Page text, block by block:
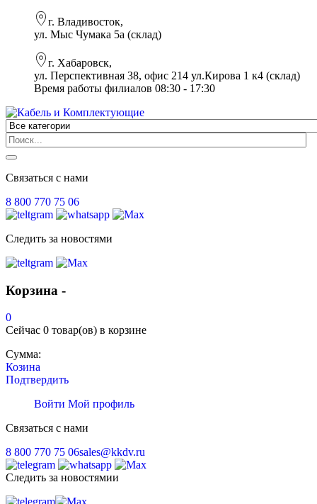
г. Владивосток,
ул. Мыс Чумака 5а (склад)
г. Хабаровск,
ул. Перспективная 38, офис 214 ул.Кирова 1 к4 (склад)
Время работы филиалов 08:30 - 17:30
Связаться с нами
8 800 770 75 06
Следить за новостями
Корзина -
0
Сейчас 0 товар(ов) в корзине
Сумма:
Козина
Подтвердить
Войти Мой профиль
Связаться с нами
8 800 770 75 06sales@kkdv.ru
Следить за новостямии